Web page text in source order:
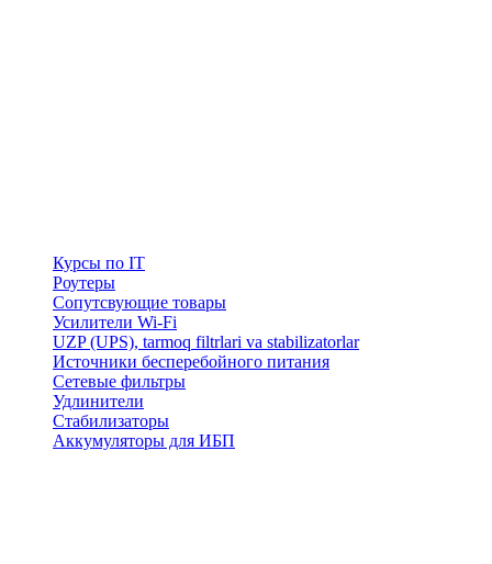
Курсы по IT
Роутеры
Сопутсвующие товары
Усилители Wi-Fi
UZP (UPS), tarmoq filtrlari va stabilizatorlar
Источники бесперебойного питания
Сетевые фильтры
Удлинители
Стабилизаторы
Аккумуляторы для ИБП